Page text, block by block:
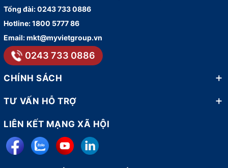
Tổng đài:0243 733 0886
Hotline:1800 5777 86
Email:mkt@myvietgroup.vn
0243 733 0886
CHÍNH SÁCH
TƯ VẤN HỖ TRỢ
LIÊN KẾT MẠNG XÃ HỘI